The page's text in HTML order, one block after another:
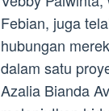
Febian, juga
hubungan
dalam satu
Azalia Bianda